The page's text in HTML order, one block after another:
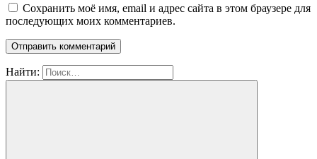
Сохранить моё имя, email и адрес сайта в этом браузере для
последующих моих комментариев.
Найти: